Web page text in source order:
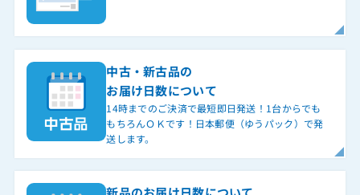
中古・新古品の
お届け日数について
14時までのご決済で最短即日発送！1台からでも
もちろんＯＫです！日本郵便（ゆうパック）で発
送します。